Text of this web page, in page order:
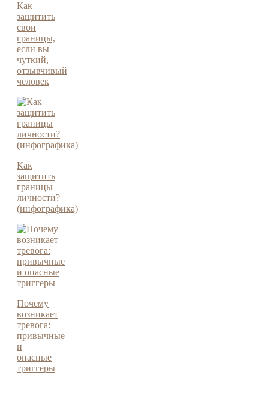
Как
защитить
свои
границы,
если вы
чуткий,
отзывчивый
человек
Как
защитить
границы
личности?
(инфографика)
Почему
возникает
тревога:
привычные
и
опасные
триггеры